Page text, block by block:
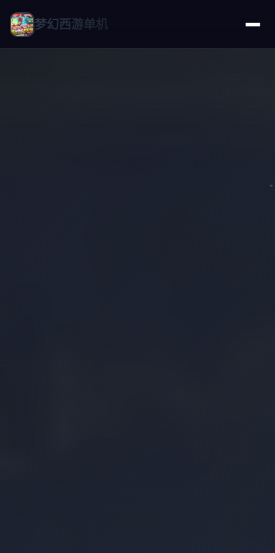
梦幻西游单机